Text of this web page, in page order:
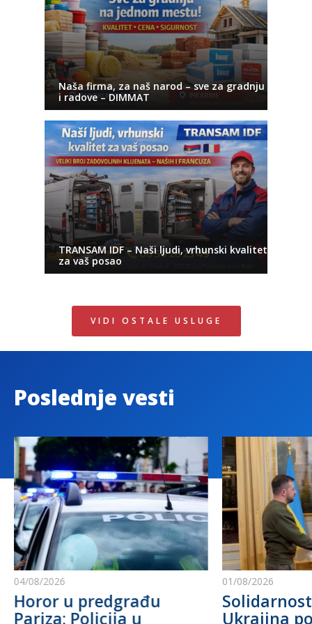
Naša firma, za naš narod – sve za gradnju
i radove – DIMMAT
TRANSAM IDF – Naši ljudi, vrhunski kvalitet
za vaš posao
VIDI OSTALE USLUGE
Poslednje vesti
04/08/2026
Horor u predgrađu
Pariza: Policija u
01/08/2026
Ukrajina